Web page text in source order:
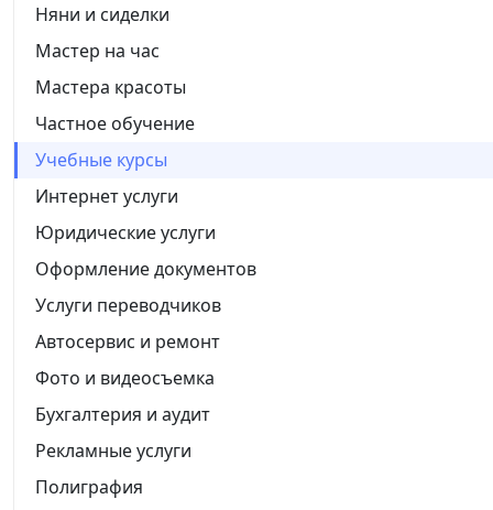
Няни и сиделки
Мастер на час
Мастера красоты
Частное обучение
Учебные курсы
Интернет услуги
Юридические услуги
Оформление документов
Услуги переводчиков
Автосервис и ремонт
Фото и видеосъемка
Бухгалтерия и аудит
Рекламные услуги
Полиграфия